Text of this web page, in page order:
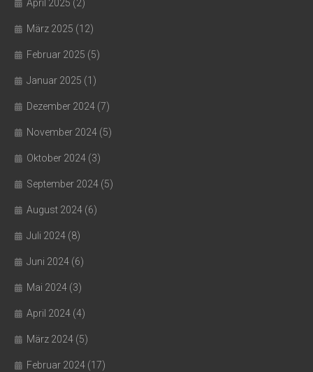
April 2025 (2)
März 2025 (12)
Februar 2025 (5)
Januar 2025 (1)
Dezember 2024 (7)
November 2024 (5)
Oktober 2024 (3)
September 2024 (5)
August 2024 (6)
Juli 2024 (8)
Juni 2024 (6)
Mai 2024 (3)
April 2024 (4)
März 2024 (5)
Februar 2024 (17)